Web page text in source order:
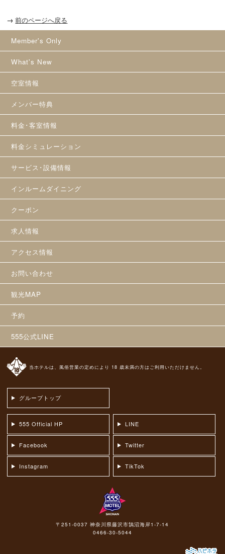
→ 前のページへ戻る
Member's Only
What's New
空室情報
メンバー特典
料金･客室情報
料金シミュレーション
サービス･設備情報
インルームダイニング
クーポン
求人情報
アクセス情報
お問い合わせ
観光MAP
予約
555公式LINE
当ホテルは、風俗営業の定めにより 18 歳未満の方はご利用いただけません。
グループトップ
555 Official HP LINE
Facebook Twitter
Instagram TikTok
〒251-0037 神奈川県藤沢市鵠沼海岸1-7-14
0466-30-5044